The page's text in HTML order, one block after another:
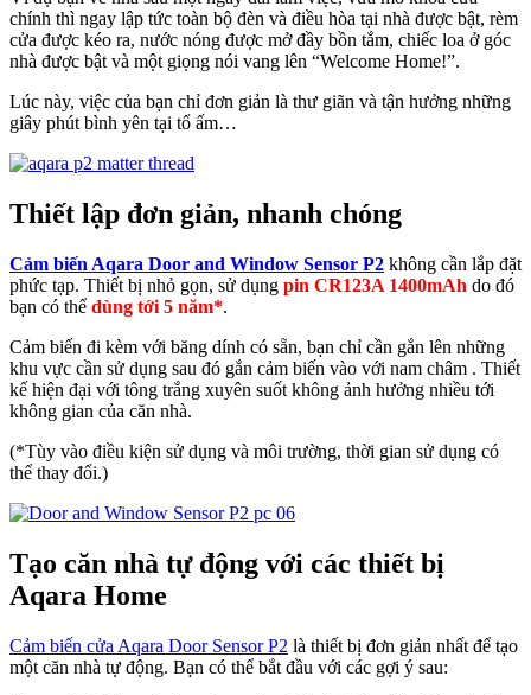
chính thì ngay lập tức toàn bộ đèn và điều hòa tại nhà được bật, rèm
cửa được kéo ra, nước nóng được mở đầy bồn tắm, chiếc loa ở góc
nhà được bật và một giọng nói vang lên “Welcome Home!”.
Lúc này, việc của bạn chỉ đơn giản là thư giãn và tận hưởng những
giây phút bình yên tại tổ ấm…
Thiết lập đơn giản, nhanh chóng
Cảm biến Aqara Door and Window Sensor P2 không cần lắp đặt
phức tạp. Thiết bị nhỏ gọn, sử dụng pin CR123A 1400mAh do đó
bạn có thể dùng tới 5 năm*.
Cảm biến đi kèm với băng dính có sẵn, bạn chỉ cần gắn lên những
khu vực cần sử dụng sau đó gắn cảm biến vào với nam châm . Thiết
kế hiện đại với tông trắng xuyên suốt không ảnh hưởng nhiều tới
không gian của căn nhà.
(*Tùy vào điều kiện sử dụng và môi trường, thời gian sử dụng có
thể thay đổi.)
Tạo căn nhà tự động với các thiết bị
Aqara Home
Cảm biến cửa Aqara Door Sensor P2 là thiết bị đơn giản nhất để tạo
một căn nhà tự động. Bạn có thể bắt đầu với các gợi ý sau: